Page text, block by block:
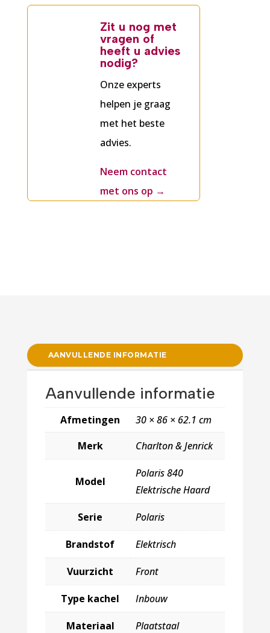
Zit u nog met
vragen of
heeft u advies
nodig?
Onze experts
helpen je graag
met het beste
advies.
Neem contact
met ons op →
AANVULLENDE INFORMATIE
Aanvullende informatie
Afmetingen
30 × 86 × 62.1 cm
Merk
Charlton & Jenrick
Model
Polaris 840
Elektrische Haard
Serie Polaris
Brandstof Elektrisch
Vuurzicht Front
Type kachel Inbouw
Materiaal Plaatstaal